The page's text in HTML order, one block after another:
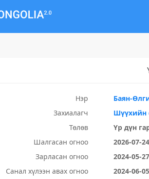
Нэр
Баян-
Захиалагч
Шүүхийн
Төлөв
Үр дүн
Шалгасан огноо
2026-07-24
Зарласан огноо
2024-05-27
Санал хүлээн авах огноо
2024-06-